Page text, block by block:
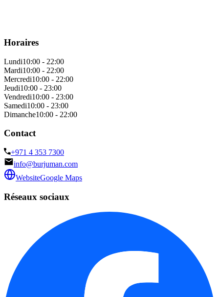
Horaires
Lundi10:00 - 22:00
Mardi10:00 - 22:00
Mercredi10:00 - 22:00
Jeudi10:00 - 23:00
Vendredi10:00 - 23:00
Samedi10:00 - 23:00
Dimanche10:00 - 22:00
Contact
+971 4 353 7300
info@burjuman.com
WebsiteGoogle Maps
Réseaux sociaux